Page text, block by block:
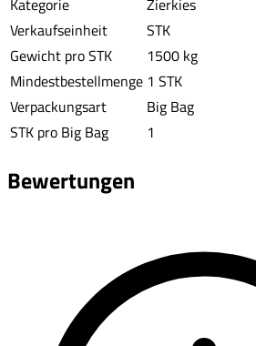
Kategorie
Zierkies
Verkaufseinheit
STK
Gewicht pro STK
1500 kg
Mindestbestellmenge 1 STK
Verpackungsart
Big Bag
STK pro Big Bag
1
Bewertungen